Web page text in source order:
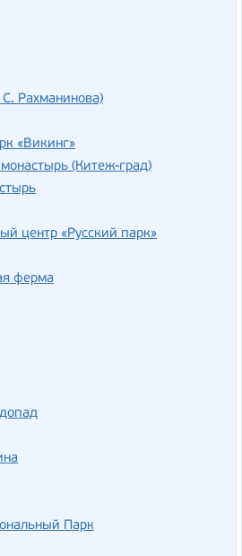
С. Рахманинова)
«Викинг»
(Китеж-град)
центр «Русский парк»
ферма
Парк